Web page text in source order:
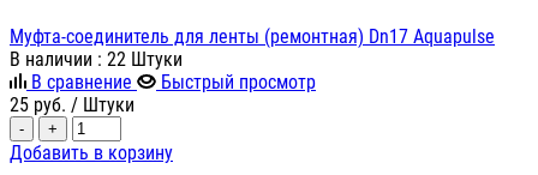
Муфта-соединитель для ленты (ремонтная) Dn17 Aquapulse
В наличии : 22 Штуки
В сравнение
Быстрый просмотр
25 руб. / Штуки
- +
Добавить в корзину